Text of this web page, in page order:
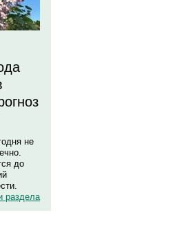
не
до
раздела